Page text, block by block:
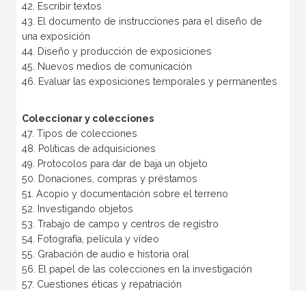
42. Escribir textos
43. El documento de instrucciones para el diseño de
una exposición
44. Diseño y producción de exposiciones
45. Nuevos medios de comunicación
46. Evaluar las exposiciones temporales y permanentes
Coleccionar y colecciones
47. Tipos de colecciones
48. Políticas de adquisiciones
49. Protocolos para dar de baja un objeto
50. Donaciones, compras y préstamos
51. Acopio y documentación sobre el terreno
52. Investigando objetos
53. Trabajo de campo y centros de registro
54. Fotografía, película y vídeo
55. Grabación de audio e historia oral
56. El papel de las colecciones en la investigación
57. Cuestiones éticas y repatriación